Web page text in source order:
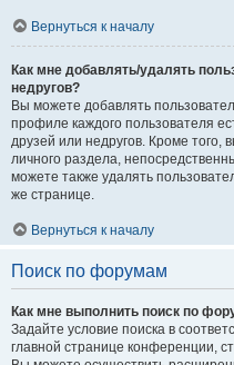
Вернуться к началу
Как мне добавлять/удалять
недругов?
Вы можете добавлять
профиле каждого пользователя
друзей или недругов. Кроме того,
личного раздела,
можете также удалять
же странице.
Вернуться к началу
Поиск по форумам
Как мне выполнить поиск по
Задайте условие поиска в
главной странице конференции,